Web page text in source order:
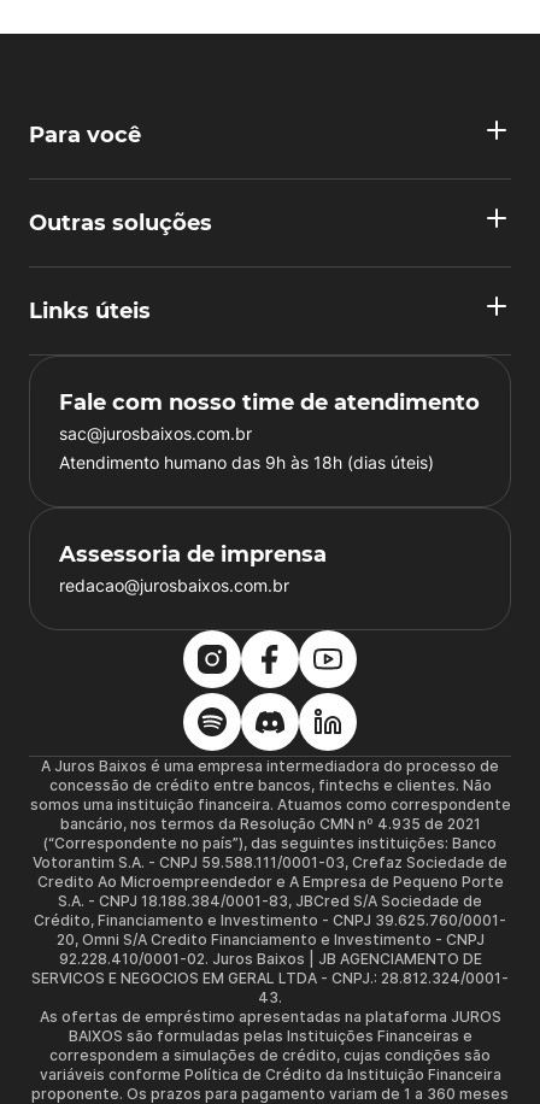
Para você
Outras soluções
Links úteis
Fale com nosso time de atendimento
sac@jurosbaixos.com.br
Atendimento humano das 9h às 18h (dias úteis)
Assessoria de imprensa
redacao@jurosbaixos.com.br
A Juros Baixos é uma empresa intermediadora do processo de
concessão de crédito entre bancos, fintechs e clientes. Não
somos uma instituição financeira. Atuamos como correspondente
bancário, nos termos da Resolução CMN nº 4.935 de 2021
(“Correspondente no país”), das seguintes instituições: Banco
Votorantim S.A. - CNPJ 59.588.111/0001-03, Crefaz Sociedade de
Credito Ao Microempreendedor e A Empresa de Pequeno Porte
S.A. - CNPJ 18.188.384/0001-83, JBCred S/A Sociedade de
Crédito, Financiamento e Investimento - CNPJ 39.625.760/0001-
20, Omni S/A Credito Financiamento e Investimento - CNPJ
92.228.410/0001-02. Juros Baixos | JB AGENCIAMENTO DE
SERVICOS E NEGOCIOS EM GERAL LTDA - CNPJ.: 28.812.324/0001-
43.
As ofertas de empréstimo apresentadas na plataforma JUROS
BAIXOS são formuladas pelas Instituições Financeiras e
correspondem a simulações de crédito, cujas condições são
variáveis conforme Política de Crédito da Instituição Financeira
proponente. Os prazos para pagamento variam de 1 a 360 meses